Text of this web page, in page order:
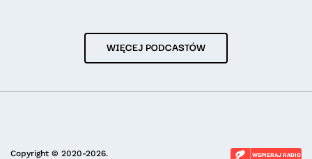
WIĘCEJ PODCASTÓW
Copyright © 2020-2026.
WSPIERAJ RADIO